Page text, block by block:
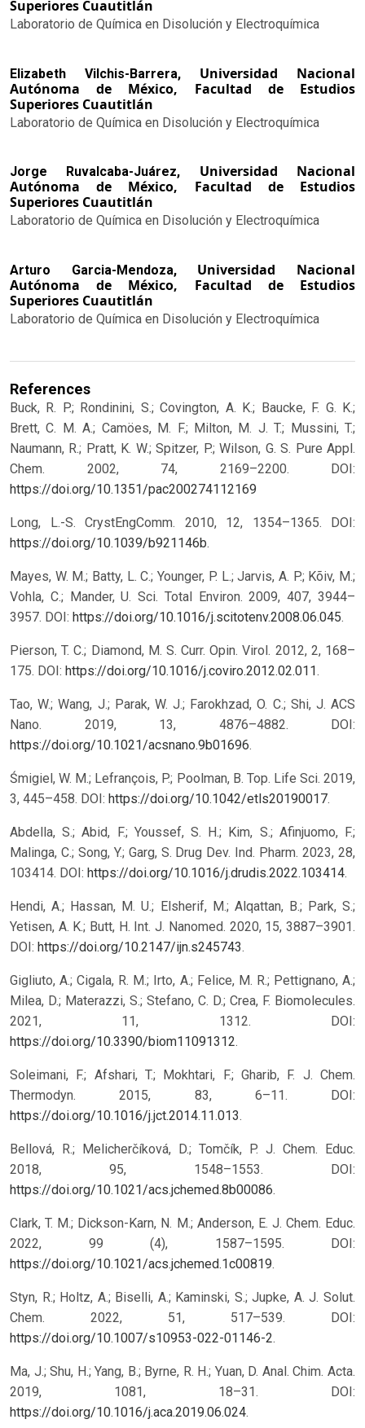
Superiores Cuautitlán
Laboratorio de Química en Disolución y Electroquímica
Elizabeth Vilchis-Barrera, Universidad Nacional
Autónoma de México, Facultad de Estudios
Superiores Cuautitlán
Laboratorio de Química en Disolución y Electroquímica
Jorge Ruvalcaba-Juárez, Universidad Nacional
Autónoma de México, Facultad de Estudios
Superiores Cuautitlán
Laboratorio de Química en Disolución y Electroquímica
Arturo Garcia-Mendoza, Universidad Nacional
Autónoma de México, Facultad de Estudios
Superiores Cuautitlán
Laboratorio de Química en Disolución y Electroquímica
References
Buck, R. P.; Rondinini, S.; Covington, A. K.; Baucke, F. G. K.;
Brett, C. M. A.; Camöes, M. F.; Milton, M. J. T.; Mussini, T.;
Naumann, R.; Pratt, K. W.; Spitzer, P.; Wilson, G. S. Pure Appl.
Chem. 2002, 74, 2169–2200. DOI:
https://doi.org/10.1351/pac200274112169
Long, L.-S. CrystEngComm. 2010, 12, 1354–1365. DOI:
https://doi.org/10.1039/b921146b.
Mayes, W. M.; Batty, L. C.; Younger, P. L.; Jarvis, A. P.; Kõiv, M.;
Vohla, C.; Mander, U. Sci. Total Environ. 2009, 407, 3944–
3957. DOI: https://doi.org/10.1016/j.scitotenv.2008.06.045.
Pierson, T. C.; Diamond, M. S. Curr. Opin. Virol. 2012, 2, 168–
175. DOI: https://doi.org/10.1016/j.coviro.2012.02.011.
Tao, W.; Wang, J.; Parak, W. J.; Farokhzad, O. C.; Shi, J. ACS
Nano. 2019, 13, 4876–4882. DOI:
https://doi.org/10.1021/acsnano.9b01696.
Śmigiel, W. M.; Lefrançois, P.; Poolman, B. Top. Life Sci. 2019,
3, 445–458. DOI: https://doi.org/10.1042/etls20190017.
Abdella, S.; Abid, F.; Youssef, S. H.; Kim, S.; Afinjuomo, F.;
Malinga, C.; Song, Y.; Garg, S. Drug Dev. Ind. Pharm. 2023, 28,
103414. DOI: https://doi.org/10.1016/j.drudis.2022.103414.
Hendi, A.; Hassan, M. U.; Elsherif, M.; Alqattan, B.; Park, S.;
Yetisen, A. K.; Butt, H. Int. J. Nanomed. 2020, 15, 3887–3901.
DOI: https://doi.org/10.2147/ijn.s245743.
Gigliuto, A.; Cigala, R. M.; Irto, A.; Felice, M. R.; Pettignano, A.;
Milea, D.; Materazzi, S.; Stefano, C. D.; Crea, F. Biomolecules.
2021, 11, 1312. DOI:
https://doi.org/10.3390/biom11091312.
Soleimani, F.; Afshari, T.; Mokhtari, F.; Gharib, F. J. Chem.
Thermodyn. 2015, 83, 6–11. DOI:
https://doi.org/10.1016/j.jct.2014.11.013.
Bellová, R.; Melicherčíková, D.; Tomčík, P. J. Chem. Educ.
2018, 95, 1548–1553. DOI:
https://doi.org/10.1021/acs.jchemed.8b00086.
Clark, T. M.; Dickson-Karn, N. M.; Anderson, E. J. Chem. Educ.
2022, 99 (4), 1587–1595. DOI:
https://doi.org/10.1021/acs.jchemed.1c00819.
Styn, R.; Holtz, A.; Biselli, A.; Kaminski, S.; Jupke, A. J. Solut.
Chem. 2022, 51, 517–539. DOI:
https://doi.org/10.1007/s10953-022-01146-2.
Ma, J.; Shu, H.; Yang, B.; Byrne, R. H.; Yuan, D. Anal. Chim. Acta.
2019, 1081, 18–31. DOI:
https://doi.org/10.1016/j.aca.2019.06.024.